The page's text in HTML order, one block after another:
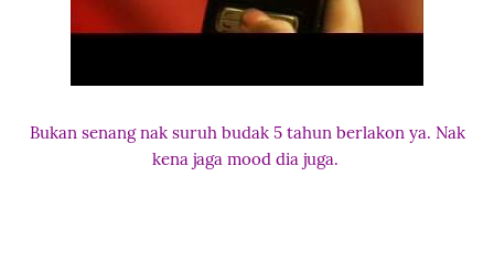
Bukan senang nak suruh budak 5 tahun berlakon ya. Nak
kena jaga mood dia juga.